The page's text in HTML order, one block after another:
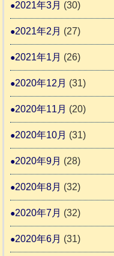
2021年3月 (30)
2021年2月 (27)
2021年1月 (26)
2020年12月 (31)
2020年11月 (20)
2020年10月 (31)
2020年9月 (28)
2020年8月 (32)
2020年7月 (32)
2020年6月 (31)